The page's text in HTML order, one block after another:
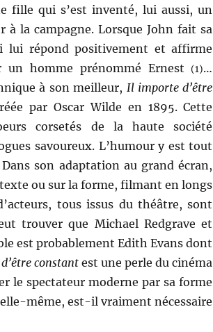
fille qui s’est inventé, lui aussi, un
à la campagne. Lorsque John fait sa
lui répond positivement et affirme
un homme prénommé Ernest(1)…
à son meilleur, Il importe d’être
par Oscar Wilde en 1895. Cette
corsetés de la haute société
savoureux. L’humour y est tout
son adaptation au grand écran,
ou sur la forme, filmant en longs
tous issus du théâtre, sont
trouver que Michael Redgrave et
est probablement Edith Evans dont
constant est une perle du cinéma
le spectateur moderne par sa forme
même, est-il vraiment nécessaire